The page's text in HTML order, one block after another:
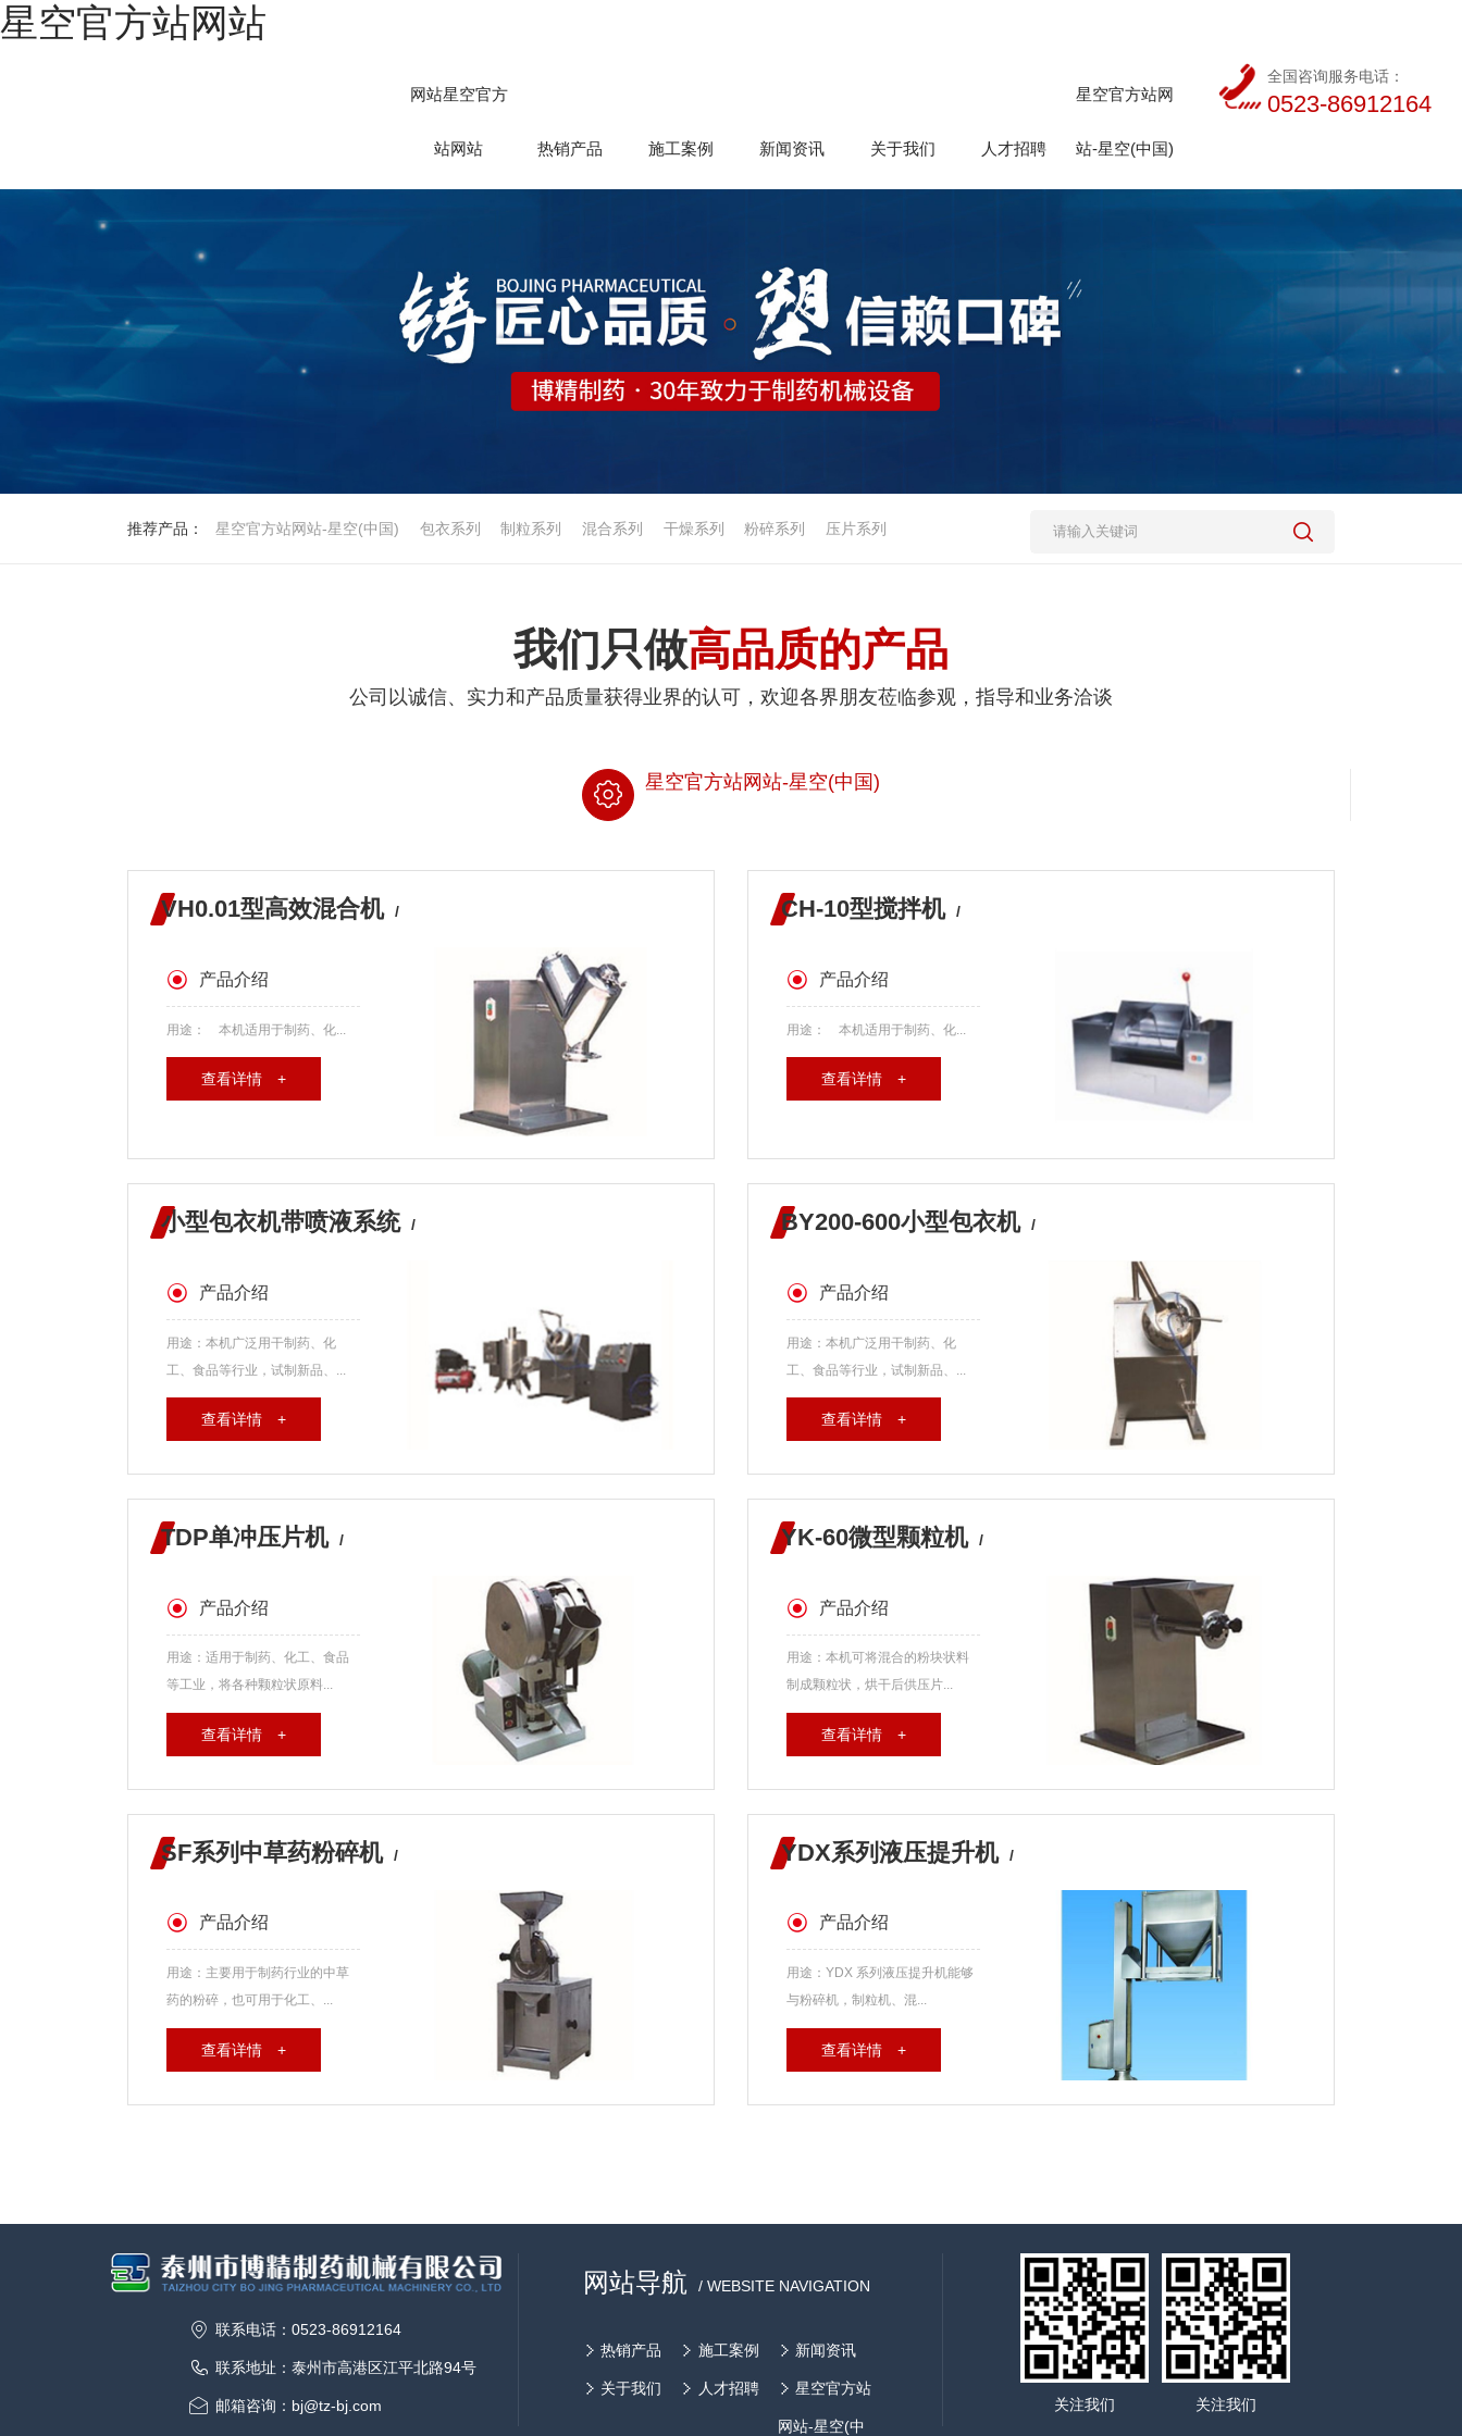
星空官方站网站
网站星空官方
站网站 热销产品 施工案例 新闻资讯 关于我们 人才招聘
星空官方站网
站-星空(中国)
全国咨询服务电话：
0523-86912164
推荐产品： 星空官方站网站-星空(中国) 包衣系列 制粒系列 混合系列 干燥系列 粉碎系列 压片系列
我们只做高品质的产品
公司以诚信、实力和产品质量获得业界的认可，欢迎各界朋友莅临参观，指导和业务洽谈
星空官方站网站-星空(中国)
VH0.01型高效混合机 /
产品介绍
用途： 本机适用于制药、化...
查看详情 +
CH-10型搅拌机 /
产品介绍
用途： 本机适用于制药、化...
查看详情 +
小型包衣机带喷液系统 /
产品介绍
用途：本机广泛用干制药、化
工、食品等行业，试制新品、...
查看详情 +
BY200-600小型包衣机 /
产品介绍
用途：本机广泛用干制药、化
工、食品等行业，试制新品、...
查看详情 +
TDP单冲压片机 /
产品介绍
用途：适用于制药、化工、食品
等工业，将各种颗粒状原料...
查看详情 +
YK-60微型颗粒机 /
产品介绍
用途：本机可将混合的粉块状料
制成颗粒状，烘干后供压片...
查看详情 +
SF系列中草药粉碎机 /
产品介绍
用途：主要用于制药行业的中草
药的粉碎，也可用于化工、...
查看详情 +
YDX系列液压提升机 /
产品介绍
用途：YDX 系列液压提升机能够
与粉碎机，制粒机、混...
查看详情 +
联系电话：0523-86912164
联系地址：泰州市高港区江平北路94号
邮箱咨询：bj@tz-bj.com
网站导航 / WEBSITE NAVIGATION
热销产品 施工案例 新闻资讯
关于我们 人才招聘 星空官方站
网站-星空(中
关注我们 关注我们